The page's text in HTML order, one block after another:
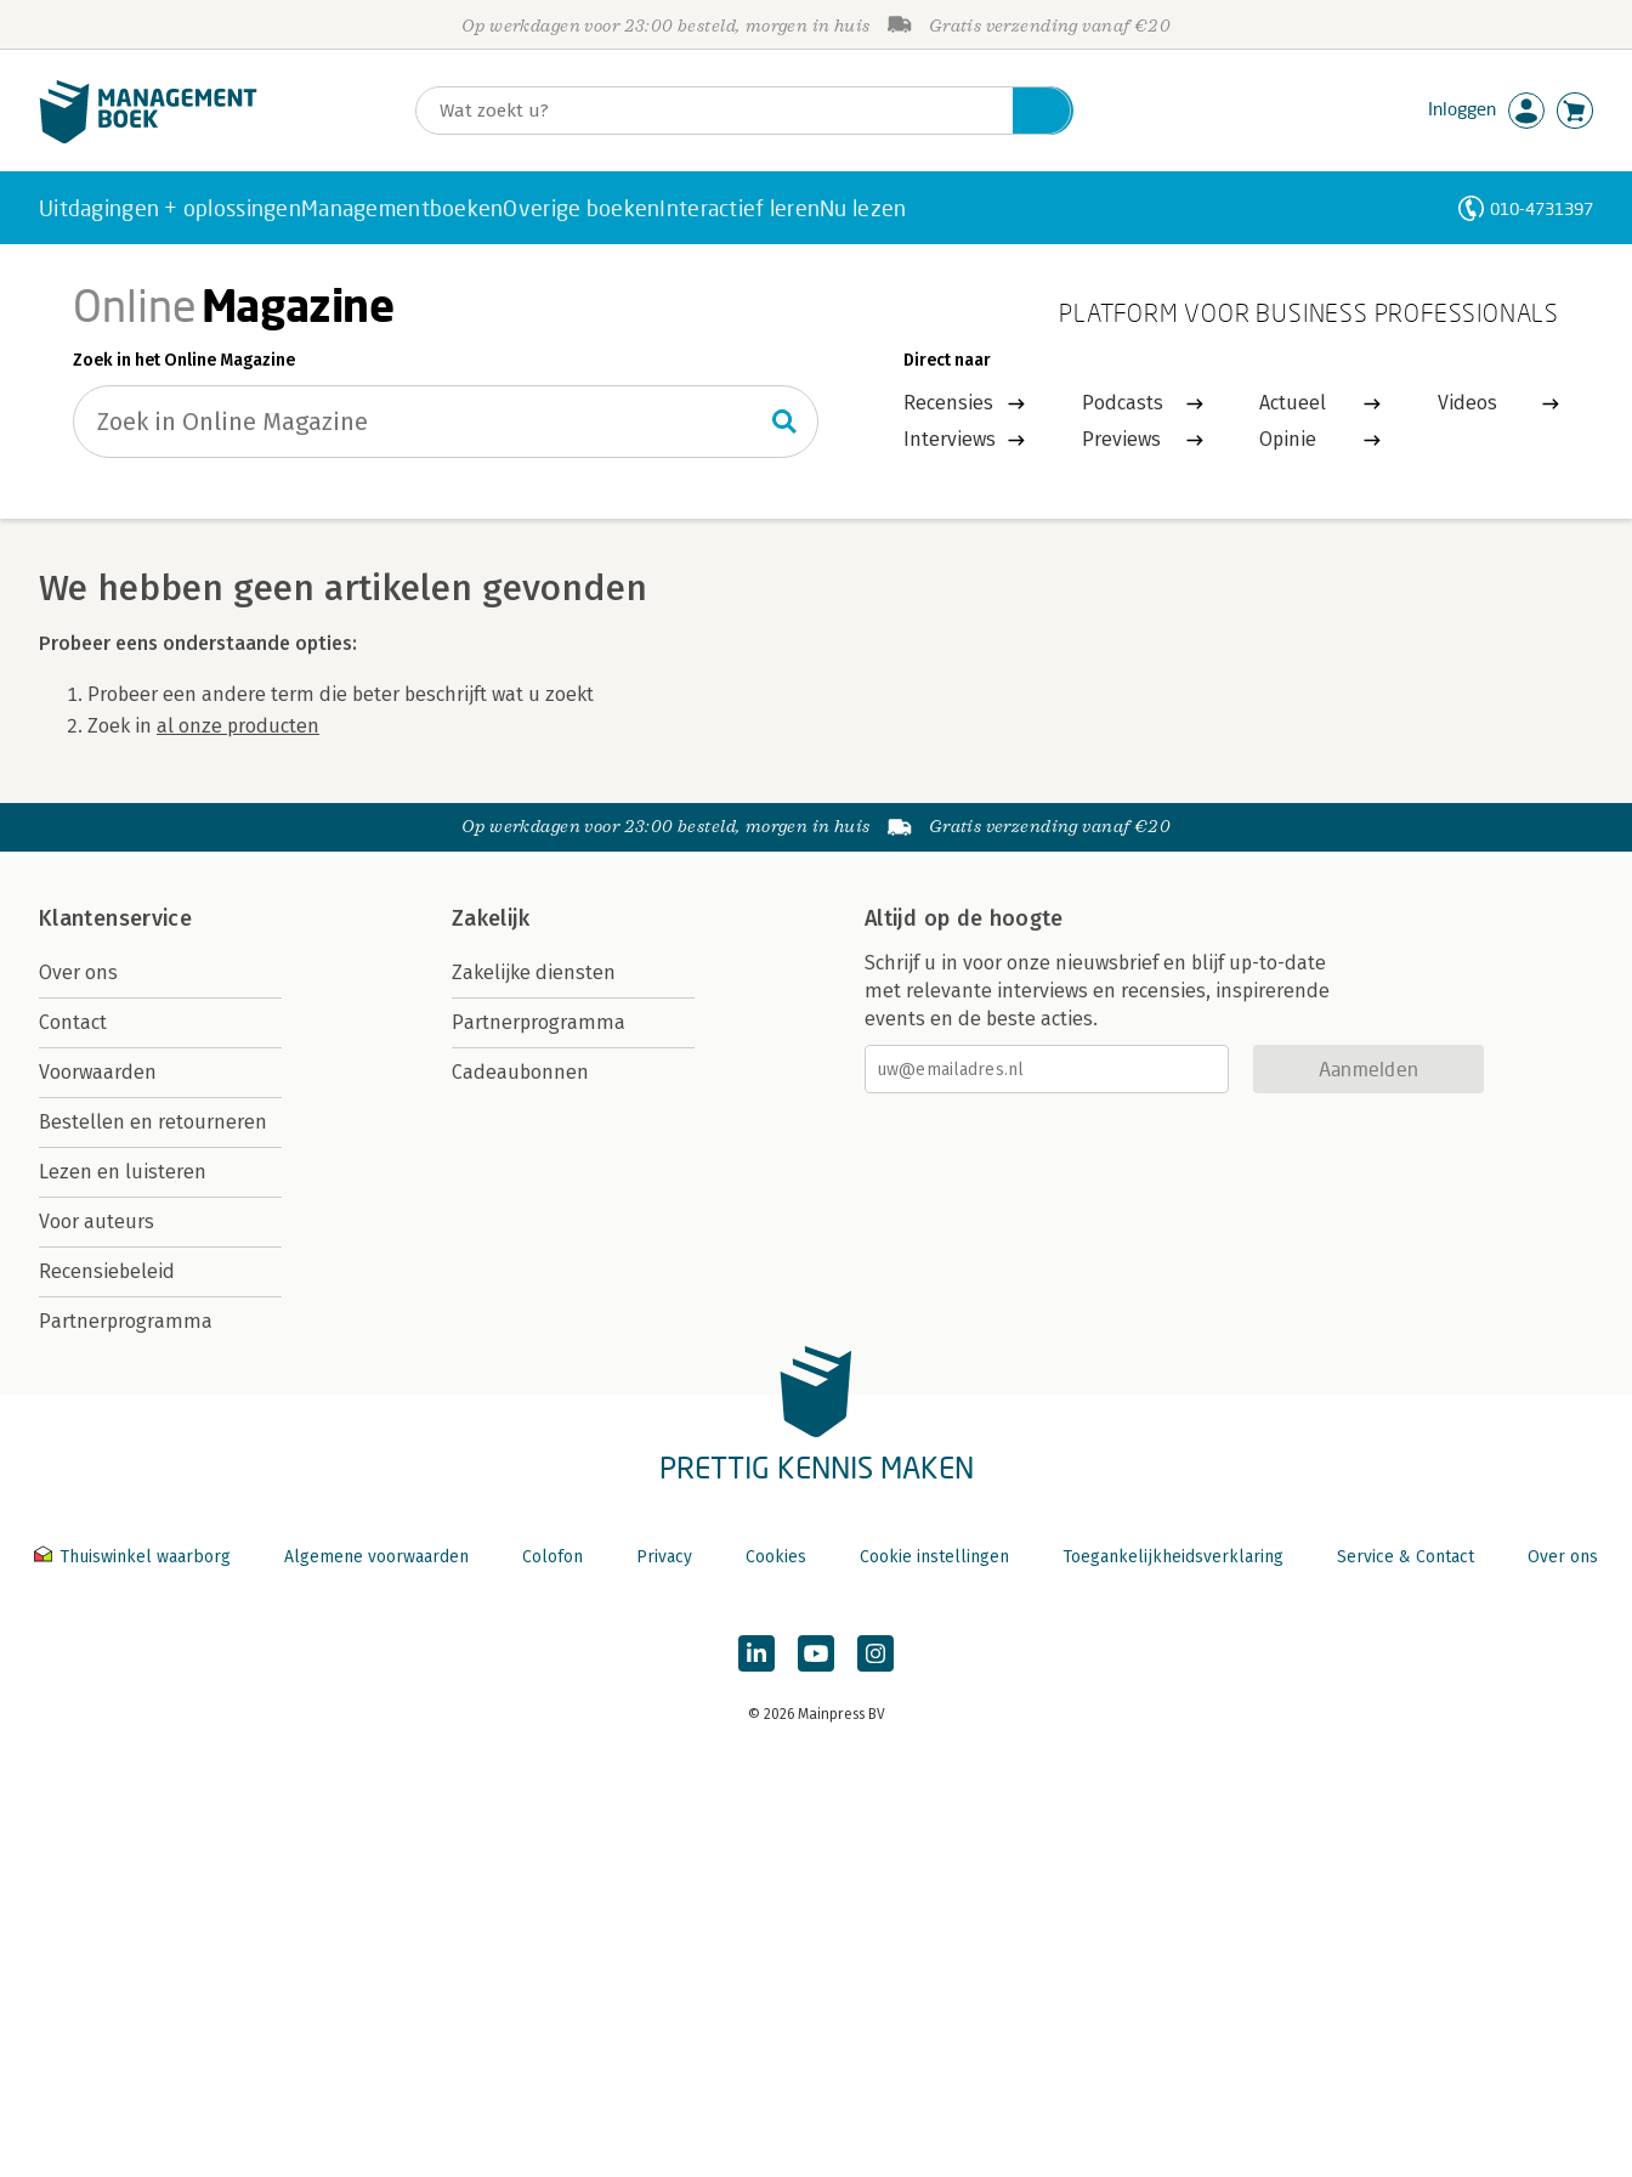
Op werkdagen voor 23:00 besteld, morgen in huis Gratis verzending vanaf €20
Inloggen
Uitdagingen + oplossingenManagementboekenOverige boekenInteractief lerenNu lezen 010-4731397
OnlineMagazine PLATFORM VOOR BUSINESS PROFESSIONALS
Zoek in het Online Magazine Direct naar
Recensies
Interviews
Podcasts
Previews
Actueel
Opinie
Videos
Gevonden artikelen
We hebben geen artikelen gevonden
Probeer eens onderstaande opties:
Probeer een andere term die beter beschrijft wat u zoekt
Zoek in al onze producten
Op werkdagen voor 23:00 besteld, morgen in huis Gratis verzending vanaf €20
Klantenservice
Over ons
Contact
Voorwaarden
Bestellen en retourneren
Lezen en luisteren
Voor auteurs
Recensiebeleid
Partnerprogramma
Zakelijk
Zakelijke diensten
Partnerprogramma
Cadeaubonnen
Altijd op de hoogte
Schrijf u in voor onze nieuwsbrief en blijf up-to-date
met relevante interviews en recensies, inspirerende
events en de beste acties.
Aanmelden
PRETTIG KENNIS MAKEN
Thuiswinkel waarborg Algemene voorwaarden Colofon Privacy Cookies Cookie instellingen Toegankelijkheidsverklaring Service & Contact Over ons
© 2026 Mainpress BV
Personen
Trefwoorden